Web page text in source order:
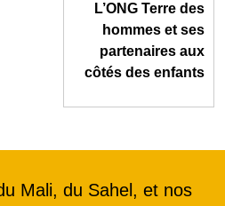
L’ONG Terre des
hommes et ses
partenaires aux
côtés des enfants
Mali, du Sahel, et nos